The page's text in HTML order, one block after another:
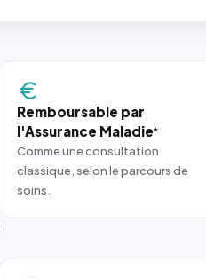
Remboursable par
l'Assurance Maladie*
Comme une consultation
classique, selon le parcours de
soins.